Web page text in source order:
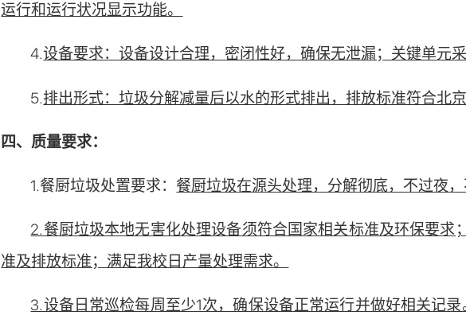
运行和运行状况显示功能。
4.设备要求：设备设计合理，密闭性好，确保无泄漏；关键单元
5.排出形式：垃圾分解减量后以水的形式排出，排放标准符合北
四、 质量要求：
1.餐厨垃圾处置要求： 餐厨垃圾在源头处理，分解彻底，不过夜，
2.餐厨垃圾本地无害化处理设备须符合国家相关标准及环保要
准及排放标准；满足我校日产量处理需求。
3.设备日常巡检每周至少1次，确保设备正常运行并做好相关记